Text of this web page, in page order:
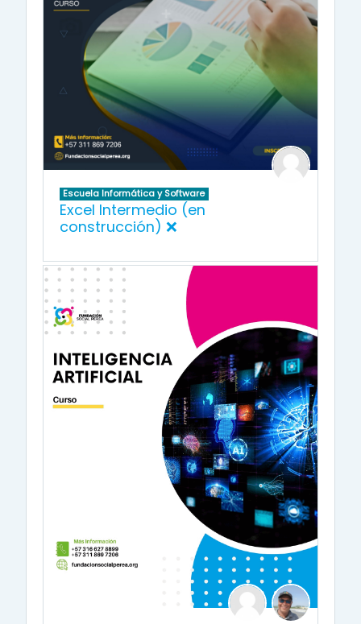
Escuela Informática y Software
Excel Intermedio (en
construcción) ❌